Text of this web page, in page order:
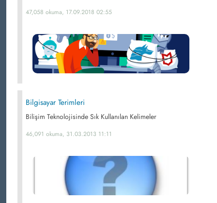
47,058 okuma, 17.09.2018 02:55
Bilgisayar Terimleri
Bilişim Teknolojisinde Sık Kullanılan Kelimeler
46,091 okuma, 31.03.2013 11:11